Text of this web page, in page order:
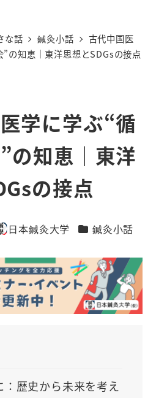
な話 鍼灸小話
古代中国医
の知恵｜東洋思想とSDGsの接点
学に学ぶ“循
の知恵｜東洋
の接点
日本鍼灸大学 カテゴリー
鍼灸小話
：歴史から未来を考え